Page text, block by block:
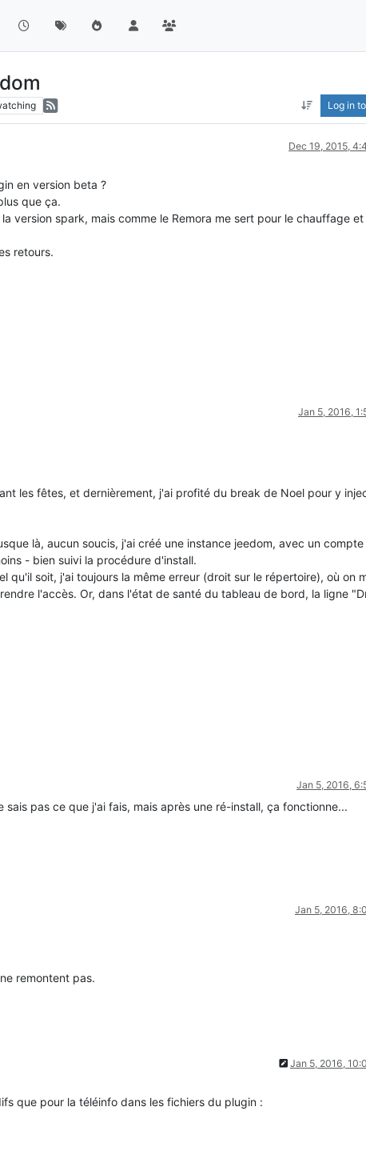
Log in
Dec 19, 2015,
en version beta ?
que ça.
version spark, mais comme le Remora me sert pour le chauffage et
retours.
Jan 5, 2016,
les fêtes, et dernièrement, j'ai profité du break de Noel pour y
là, aucun soucis, j'ai créé une instance jeedom, avec un
- bien suivi la procédure d'install.
qu'il soit, j'ai toujours la même erreur (droit sur le répertoire), où on
l'accès. Or, dans l'état de santé du tableau de bord, la ligne
Jan 5, 2016,
sais pas ce que j'ai fais, mais après une ré-install, ça fonctionne...
Jan 5, 2016,
remontent pas.
Jan 5, 2016,
que pour la téléinfo dans les fichiers du plugin :